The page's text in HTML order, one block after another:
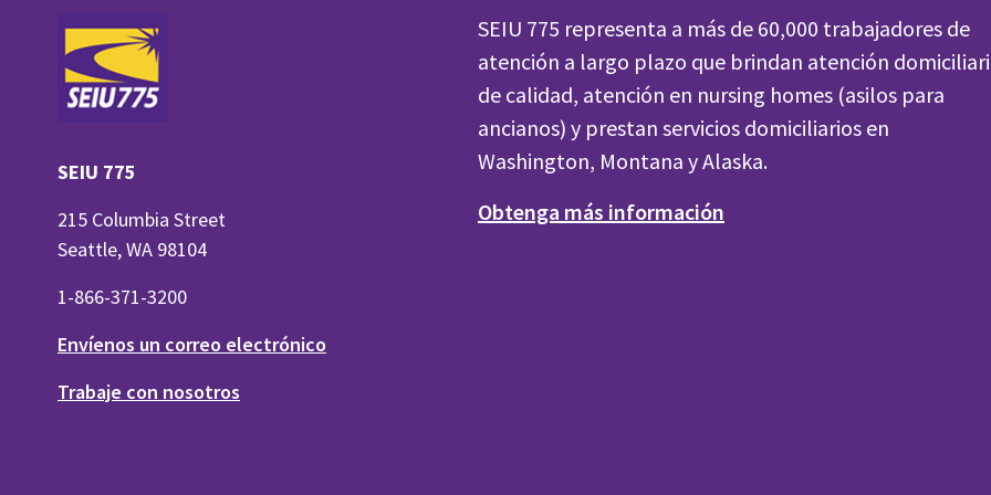
SEIU 775
215 Columbia Street
Seattle, WA 98104
1-866-371-3200
Envíenos un correo electrónico
Trabaje con nosotros
SEIU 775 representa a más de 60,000 trabajadores de
atención a largo plazo que brindan atención
de calidad, atención en nursing homes (asilos para
ancianos) y prestan servicios domiciliarios en
Washington, Montana y Alaska.
Obtenga más información